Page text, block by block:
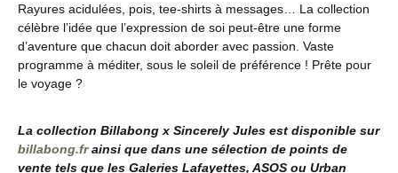
Rayures acidulées, pois, tee-shirts à messages… La collection
célèbre l’idée que l’expression de soi peut-être une forme
d’aventure que chacun doit aborder avec passion. Vaste
programme à méditer, sous le soleil de préférence ! Prête pour
le voyage ?
La collection Billabong x Sincerely Jules est disponible sur
billabong.frainsi que dans une sélection de points de
vente tels que les Galeries Lafayettes, ASOS ou Urban